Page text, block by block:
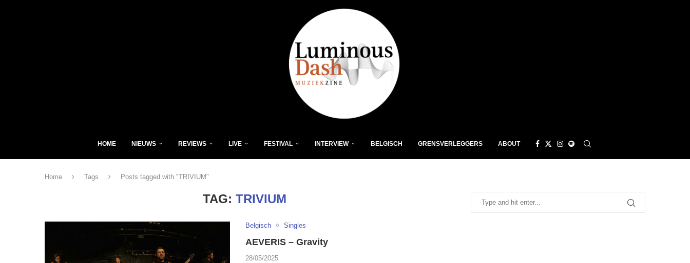
HOME NIEUWS REVIEWS LIVE FESTIVAL INTERVIEW BELGISCH GRENSVERLEGGERS ABOUT
Home Tags Posts tagged with "TRIVIUM"
TAG:TRIVIUM
Belgisch Singles
AEVERIS – Gravity
28/05/2025